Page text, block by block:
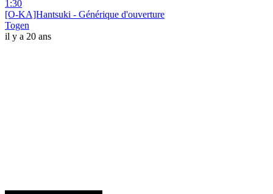
1:30
[O-KA]Hantsuki - Générique d'ouverture
Togen
il y a 20 ans